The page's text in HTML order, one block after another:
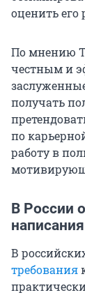
оценить его
По мнению
честным и
получать
по
работу в
В России
В
требования